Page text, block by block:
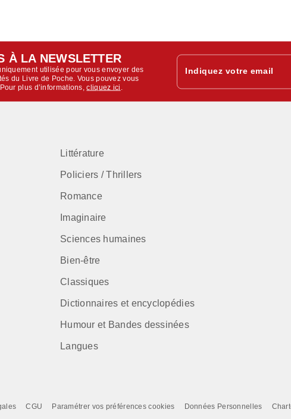
À LA NEWSLETTER
utilisée pour vous envoyer des
du Livre de Poche. Vous pouvez vous
plus d’informations,cliquez ici .
Indiquez votre email
Littérature
Policiers / Thrillers
Romance
Imaginaire
Sciences humaines
Bien-être
Classiques
Dictionnaires et encyclopédies
Humour et Bandes dessinées
Langues
CGU Paramétrer vos préférences cookies Données Personnelles